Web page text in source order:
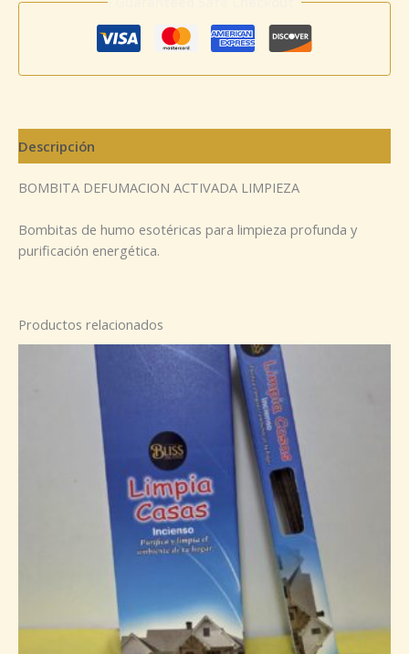
Descripción
BOMBITA DEFUMACION ACTIVADA LIMPIEZA
Bombitas de humo esotéricas para limpieza profunda y
purificación energética.
Productos relacionados